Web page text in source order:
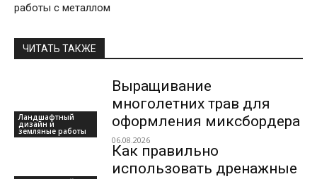
работы с металлом
ЧИТАТЬ ТАКЖЕ
Ландшафтный
дизайн и
земляные работы
Выращивание
многолетних трав для
оформления миксбордера
06.08.2026
Как правильно
использовать дренажные